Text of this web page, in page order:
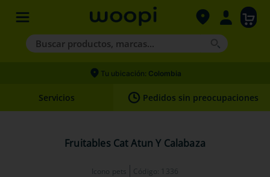
Buscar productos, marcas...
Términos más buscados
2.
hills
Tu ubicación: Colombia
Servicios Pedidos sin preocupaciones
Fruitables Cat Atun Y Calabaza
Icono pets Código: 1336